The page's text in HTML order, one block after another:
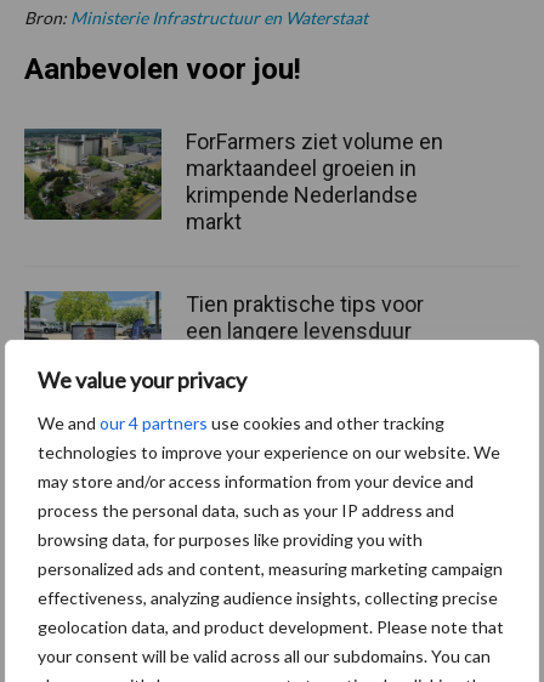
We value your privacy
We and our 4 partners use cookies and other tracking
technologies to improve your experience on our website. We
may store and/or access information from your device and
process the personal data, such as your IP address and
browsing data, for purposes like providing you with
personalized ads and content, measuring marketing campaign
effectiveness, analyzing audience insights, collecting precise
geolocation data, and product development. Please note that
your consent will be valid across all our subdomains. You can
Bron: Ministerie Infrastructuur en Waterstaat
Aanbevolen voor jou!
ForFarmers ziet volume en
marktaandeel groeien in
krimpende Nederlandse
markt
Tien praktische tips voor
een langere levensduur
“Vraag naar praktische
hygieneoplossingen is in
Polen groter dan ooit”
Themapagina's